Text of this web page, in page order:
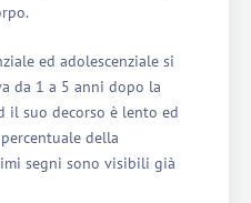
ed adolescenziale si
da 1 a 5 anni dopo la
il suo decorso è lento ed
della
segni sono visibili già